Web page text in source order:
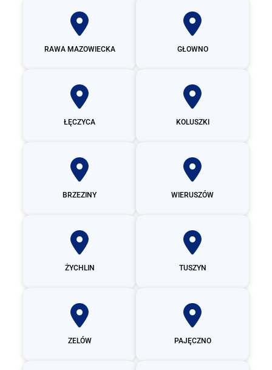
RAWA MAZOWIECKA GŁOWNO
ŁĘCZYCA KOLUSZKI
BRZEZINY WIERUSZÓW
ŻYCHLIN TUSZYN
ZELÓW PAJĘCZNO